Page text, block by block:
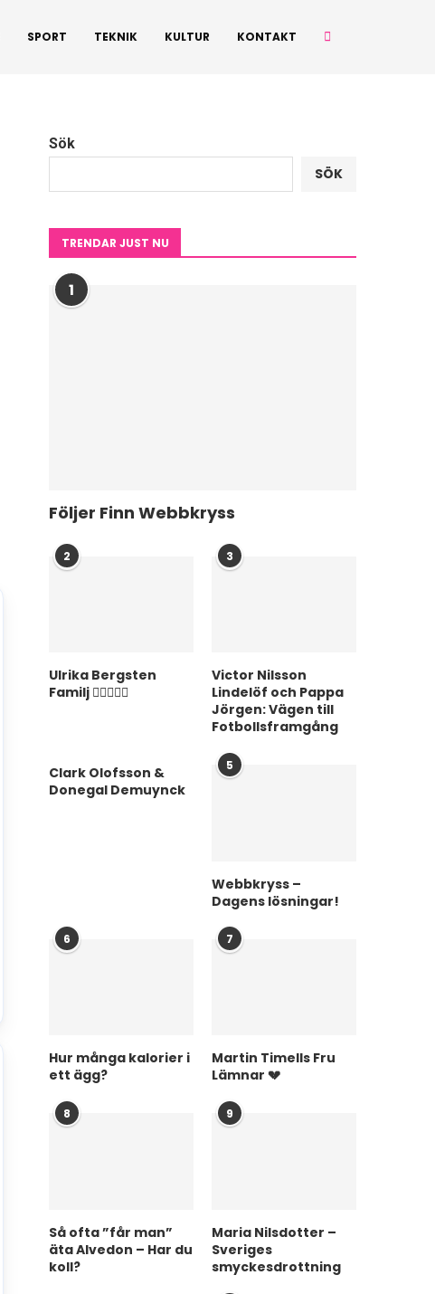
SPORT TEKNIK KULTUR KONTAKT
Sök
SÖK
TRENDAR JUST NU
1
Följer Finn Webbkryss
2
Ulrika Bergsten
Familj ❤️‍👨‍👩‍👦‍👦
3
Victor Nilsson
Lindelöf och Pappa
Jörgen: Vägen till
Fotbollsframgång
Clark Olofsson &
Donegal Demuynck
5
Webbkryss –
Dagens lösningar!
6
Hur många kalorier i
ett ägg?
7
Martin Timells Fru
Lämnar 💔
8
Så ofta ”får man”
äta Alvedon – Har du
koll?
9
Maria Nilsdotter –
Sveriges
smyckesdrottning